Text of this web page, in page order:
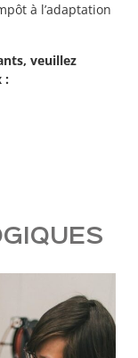
à l’adaptation
veuillez
: